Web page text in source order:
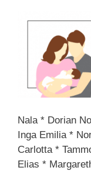
Nala * Dorian
Inga Emilia *
Carlotta *
Elias *